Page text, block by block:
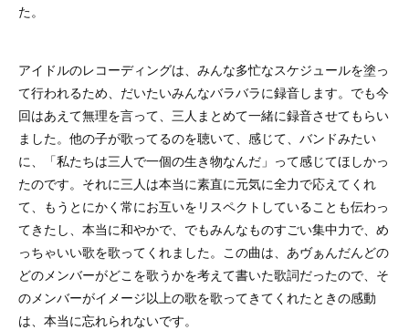
た。
アイドルのレコーディングは、みんな多忙なスケジュールを塗っ
て行われるため、だいたいみんなバラバラに録音します。でも今
回はあえて無理を言って、三人まとめて一緒に録音させてもらい
ました。他の子が歌ってるのを聴いて、感じて、バンドみたい
に、「私たちは三人で一個の生き物なんだ」って感じてほしかっ
たのです。それに三人は本当に素直に元気に全力で応えてくれ
て、もうとにかく常にお互いをリスペクトしていることも伝わっ
てきたし、本当に和やかで、でもみんなものすごい集中力で、め
っちゃいい歌を歌ってくれました。この曲は、あヴぁんだんどの
どのメンバーがどこを歌うかを考えて書いた歌詞だったので、そ
のメンバーがイメージ以上の歌を歌ってきてくれたときの感動
は、本当に忘れられないです。